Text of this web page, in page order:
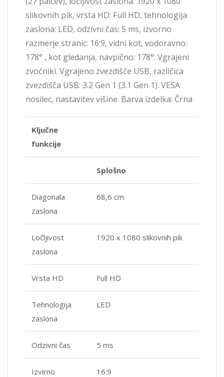
slikovnih pik, vrsta HD: Full HD, tehnologija
zaslona: LED, odzivni čas: 5 ms, izvorno
razmerje stranic: 16:9, vidni kot, vodoravno:
178° , kot gledanja, navpično: 178°. Vgrajeni
zvočniki. Vgrajeno zvezdišče USB, različica
zvezdišča USB: 3.2 Gen 1 (3.1 Gen 1). VESA
nosilec, nastavitev višine. Barva izdelka: Črna
Ključne
funkcije
Splošno
Diagonala
zaslona
68,6 cm
Ločljivost
zaslona
1920 x 1080 slikovnih pik
Vrsta HD Full HD
Tehnologija
zaslona
LED
Odzivni čas 5 ms
Izvirno
16:9